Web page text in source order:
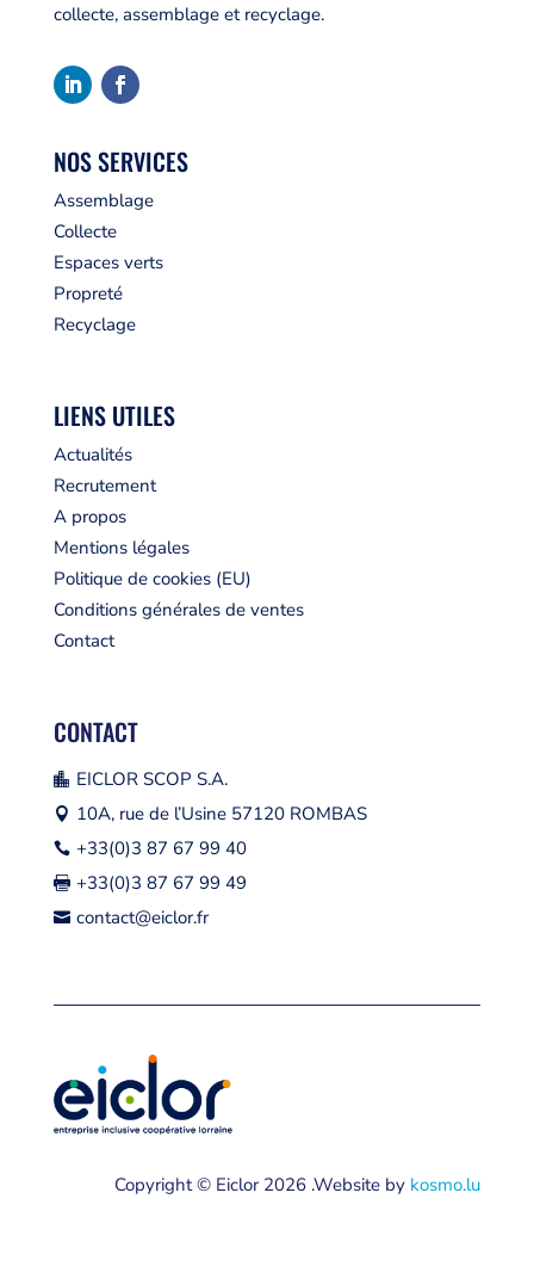
collecte, assemblage et recyclage.
NOS SERVICES
Assemblage
Collecte
Espaces verts
Propreté
Recyclage
LIENS UTILES
Actualités
Recrutement
A propos
Mentions légales
Politique de cookies (EU)
Conditions générales de ventes
Contact
CONTACT
 EICLOR SCOP S.A.
 10A, rue de l’Usine 57120 ROMBAS
 +33(0)3 87 67 99 40
 +33(0)3 87 67 99 49
 contact@eiclor.fr
Copyright © Eiclor 2026 .Website by kosmo.lu